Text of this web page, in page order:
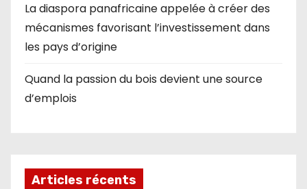
La diaspora panafricaine appelée à créer des
mécanismes favorisant l’investissement dans
les pays d’origine
Quand la passion du bois devient une source
d’emplois
Articles récents